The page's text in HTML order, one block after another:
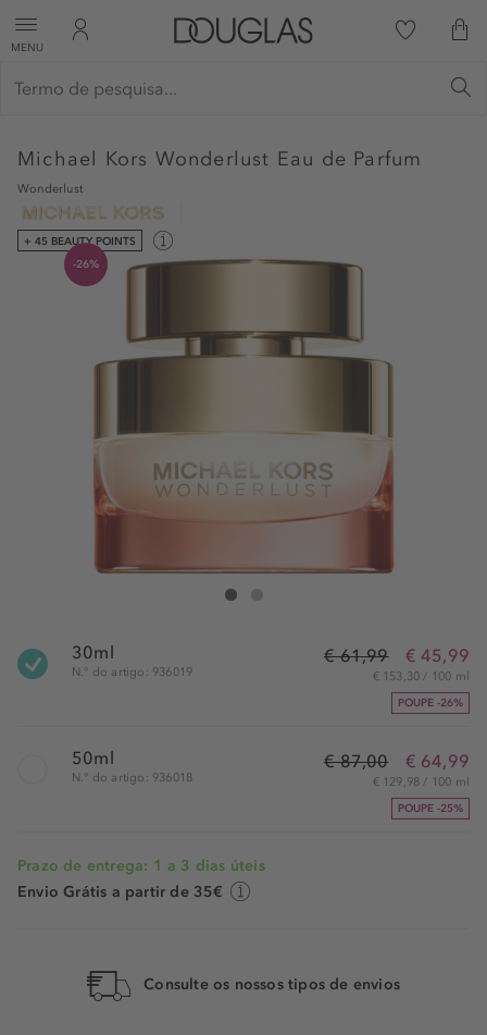
MENU
Michael Kors Wonderlust Eau de Parfum
Wonderlust
+ 45 BEAUTY POINTS
-26%
Michael Kors Wonderlust Eau de Parfum
30ml
N.° do artigo: 936019
€ 61,99 € 45,99
€ 153,30 / 100 ml
POUPE -26%
50ml
N.° do artigo: 936018
€ 87,00 € 64,99
€ 129,98 / 100 ml
POUPE -25%
Prazo de entrega: 1 a 3 dias úteis
Envio Grátis a partir de 35€
Consulte os nossos tipos de envios